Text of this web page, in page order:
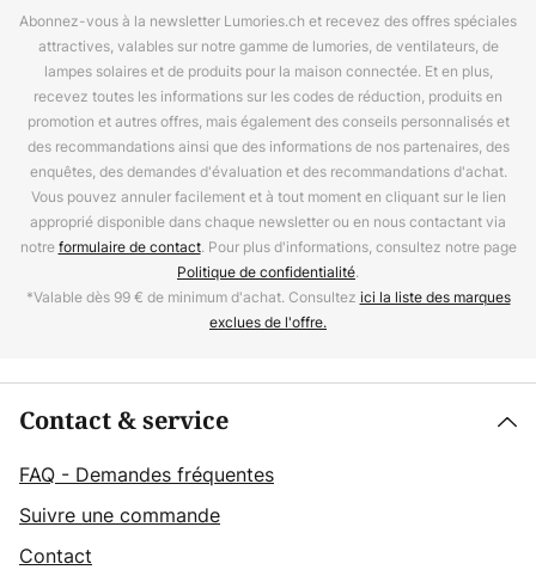
Abonnez-vous à la newsletter Lumories.ch et recevez des offres spéciales
attractives, valables sur notre gamme de lumories, de ventilateurs, de
lampes solaires et de produits pour la maison connectée. Et en plus,
recevez toutes les informations sur les codes de réduction, produits en
promotion et autres offres, mais également des conseils personnalisés et
des recommandations ainsi que des informations de nos partenaires, des
enquêtes, des demandes d'évaluation et des recommandations d'achat.
Vous pouvez annuler facilement et à tout moment en cliquant sur le lien
approprié disponible dans chaque newsletter ou en nous contactant via
notreformulaire de contact. Pour plus d'informations, consultez notre page
Politique de confidentialité.
*Valable dès 99 € de minimum d'achat. Consultez ici la liste des marques
exclues de l'offre.
Contact & service
FAQ - Demandes fréquentes
Suivre une commande
Contact